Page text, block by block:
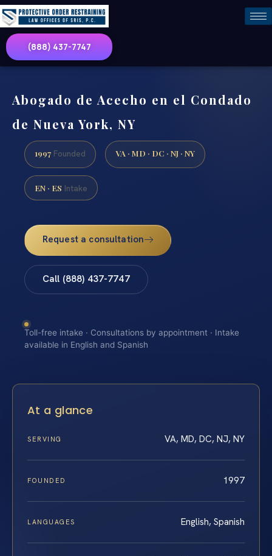
(888) 437-7747
Abogado de Acecho en el Condado
de Nueva York, NY
1997 Founded VA · MD · DC · NJ · NY
EN · ES Intake
Request a consultation
Call (888) 437-7747
Toll-free intake · Consultations by appointment · Intake
available in English and Spanish
At a glance
SERVING VA, MD, DC, NJ, NY
FOUNDED 1997
LANGUAGES English, Spanish